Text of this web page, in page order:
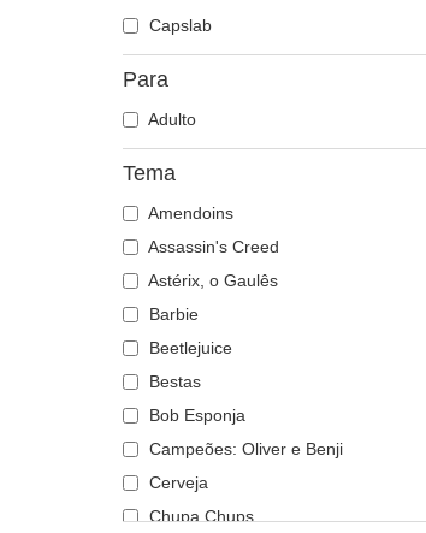
Capslab
Para
Adulto
Tema
Amendoins
Assassin's Creed
Astérix, o Gaulês
Barbie
Beetlejuice
Bestas
Bob Esponja
Campeões: Oliver e Benji
Cerveja
Chupa Chups